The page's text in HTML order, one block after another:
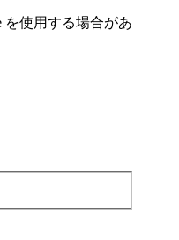
使⽤する場合があ